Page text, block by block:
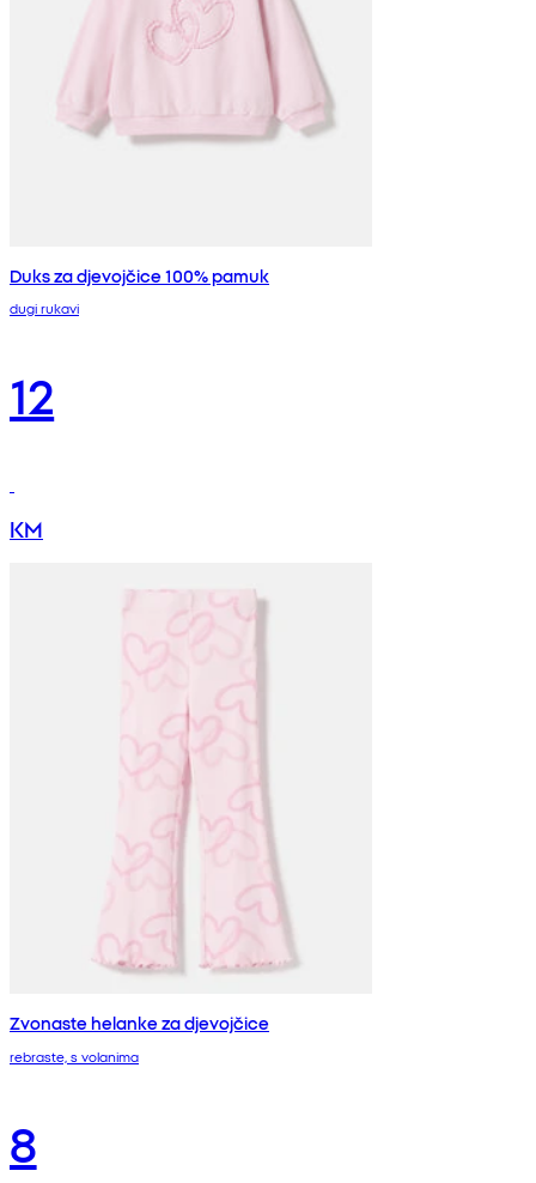
Duks za djevojčice 100% pamuk
dugi rukavi
12
KM
Zvonaste helanke za djevojčice
rebraste, s volanima
8